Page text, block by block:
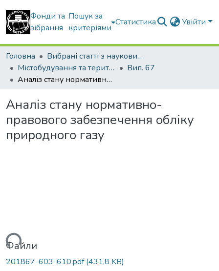
Фонди та
зібрання
Пошук за
критеріями
Статистика Увійти
Головна
Вибрані статті з наукових збірників КНУБА
Містобудування та територіальне планування
Вип. 67
Аналіз стану нормативно-правового забезпечення обліку природного газу
Аналіз стану нормативно-
правового забезпечення обліку
природного газу
Файли
201867-603-610.pdf(431,8 KB)